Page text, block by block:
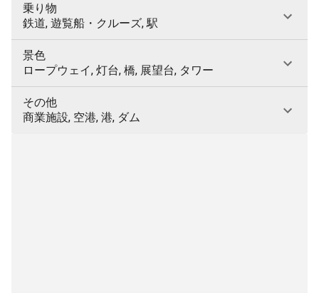
乗り物
鉄道, 遊覧船・クルーズ, 駅
景色
ロープウェイ, 灯台, 橋, 展望台, タワー
その他
商業施設, 空港, 港, ダム